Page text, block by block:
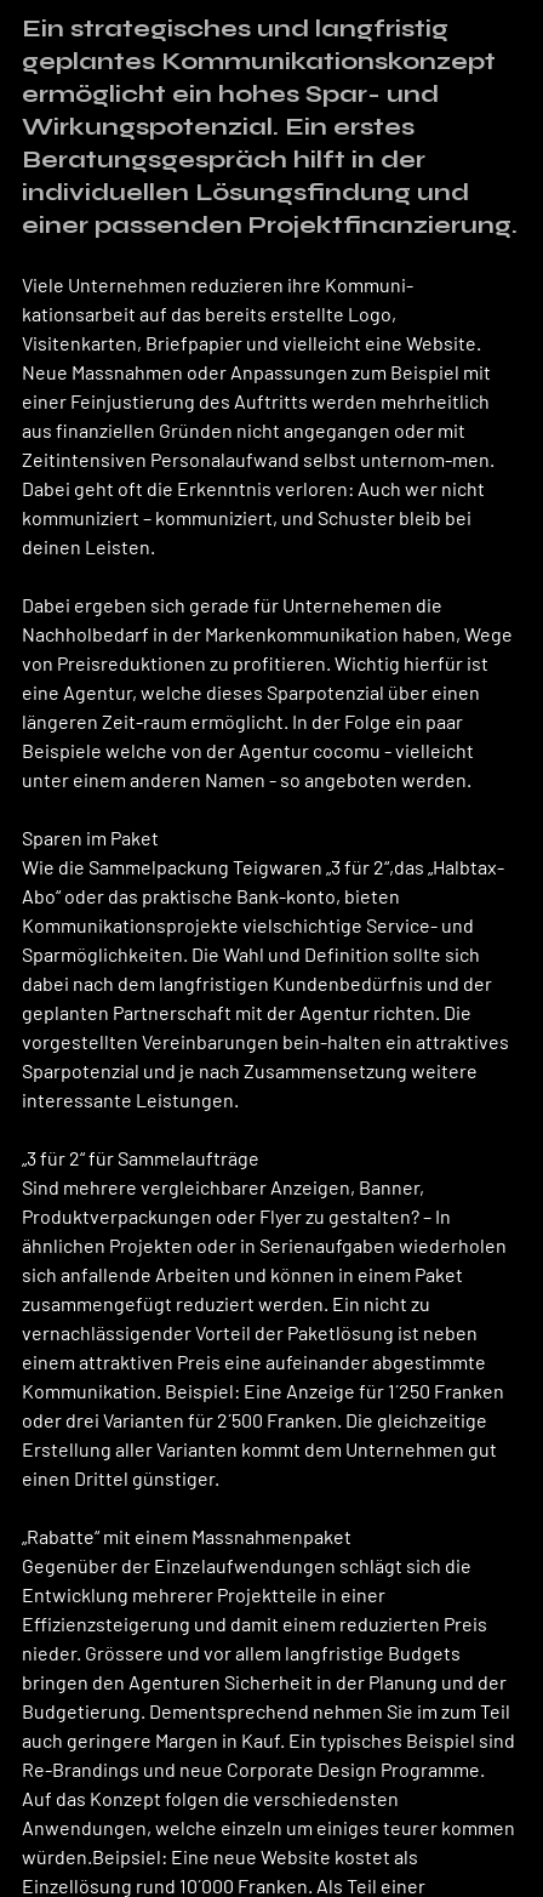
Ein strategisches und langfristig
geplantes Kommunikationskonzept
ermöglicht ein hohes Spar- und
Wirkungspotenzial. Ein erstes
Beratungsgespräch hilft in der
individuellen Lösungsfindung und
einer passenden Projektfinanzierung.
Viele Unternehmen reduzieren ihre Kommuni-
kationsarbeit auf das bereits erstellte Logo,
Visitenkarten, Briefpapier und vielleicht eine Website.
Neue Massnahmen oder Anpassungen zum Beispiel mit
einer Feinjustierung des Auftritts werden mehrheitlich
aus finanziellen Gründen nicht angegangen oder mit
Zeitintensiven Personalaufwand selbst unternom-men.
Dabei geht oft die Erkenntnis verloren: Auch wer nicht
kommuniziert – kommuniziert, und Schuster bleib bei
deinen Leisten.
Dabei ergeben sich gerade für Unternehemen die
Nachholbedarf in der Markenkommunikation haben, Wege
von Preisreduktionen zu profitieren. Wichtig hierfür ist
eine Agentur, welche dieses Sparpotenzial über einen
längeren Zeit-raum ermöglicht. In der Folge ein paar
Beispiele welche von der Agentur cocomu - vielleicht
unter einem anderen Namen - so angeboten werden.
Sparen im Paket
Wie die Sammelpackung Teigwaren „3 für 2“,das „Halbtax-
Abo“ oder das praktische Bank-konto, bieten
Kommunikationsprojekte vielschichtige Service- und
Sparmöglichkeiten. Die Wahl und Definition sollte sich
dabei nach dem langfristigen Kundenbedürfnis und der
geplanten Partnerschaft mit der Agentur richten. Die
vorgestellten Vereinbarungen bein-halten ein attraktives
Sparpotenzial und je nach Zusammensetzung weitere
interessante Leistungen.
„3 für 2“ für Sammelaufträge
Sind mehrere vergleichbarer Anzeigen, Banner,
Produktverpackungen oder Flyer zu gestalten? – In
ähnlichen Projekten oder in Serienaufgaben wiederholen
sich anfallende Arbeiten und können in einem Paket
zusammengefügt reduziert werden. Ein nicht zu
vernachlässigender Vorteil der Paketlösung ist neben
einem attraktiven Preis eine aufeinander abgestimmte
Kommunikation. Beispiel: Eine Anzeige für 1´250 Franken
oder drei Varianten für 2´500 Franken. Die gleichzeitige
Erstellung aller Varianten kommt dem Unternehmen gut
einen Drittel günstiger.
„Rabatte“ mit einem Massnahmenpaket
Gegenüber der Einzelaufwendungen schlägt sich die
Entwicklung mehrerer Projektteile in einer
Effizienzsteigerung und damit einem reduzierten Preis
nieder. Grössere und vor allem langfristige Budgets
bringen den Agenturen Sicherheit in der Planung und der
Budgetierung. Dementsprechend nehmen Sie im zum Teil
auch geringere Margen in Kauf. Ein typisches Beispiel sind
Re-Brandings und neue Corporate Design Programme.
Auf das Konzept folgen die verschiedensten
Anwendungen, welche einzeln um einiges teurer kommen
würden.Beipsiel: Eine neue Website kostet als
Einzellösung rund 10´000 Franken. Als Teil einer